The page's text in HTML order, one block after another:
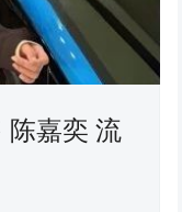
陈嘉奕 流